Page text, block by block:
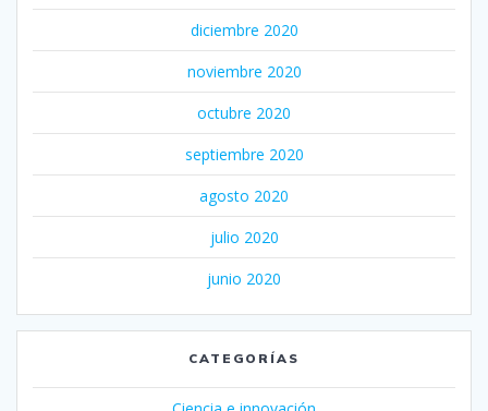
diciembre 2020
noviembre 2020
octubre 2020
septiembre 2020
agosto 2020
julio 2020
junio 2020
CATEGORÍAS